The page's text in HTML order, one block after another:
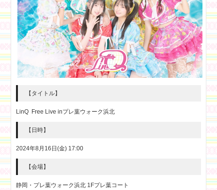
【タイトル】
LinQ Free Live inプレ葉ウォーク浜北
【日時】
2024年8月16日(金) 17:00
【会場】
静岡・プレ葉ウォーク浜北 1Fプレ葉コート